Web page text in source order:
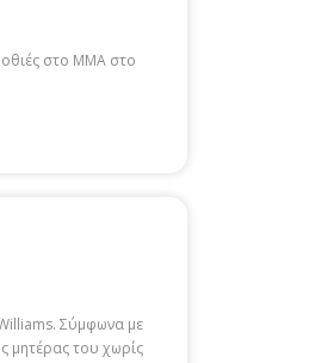
στο MMA στο
Σύμφωνα με
μητέρας του χωρίς